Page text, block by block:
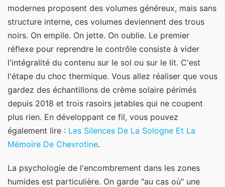
modernes proposent des volumes généreux, mais sans
structure interne, ces volumes deviennent des trous
noirs. On empile. On jette. On oublie. Le premier
réflexe pour reprendre le contrôle consiste à vider
l'intégralité du contenu sur le sol ou sur le lit. C'est
l'étape du choc thermique. Vous allez réaliser que vous
gardez des échantillons de crème solaire périmés
depuis 2018 et trois rasoirs jetables qui ne coupent
plus rien. En développant ce fil, vous pouvez
également lire : Les Silences De La Sologne Et La
Mémoire De Chevrotine.
La psychologie de l'encombrement dans les zones
humides est particulière. On garde "au cas où" une